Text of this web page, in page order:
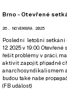
Brno - Otevřené
26. NOVEMBRA 2025
Poslední letošní setkání
12. 2025 v 19:00.
řešit problémy v práci,
aktivit zapojit, případně
anarchosyndikalismem
budou také naše
(FB událost)